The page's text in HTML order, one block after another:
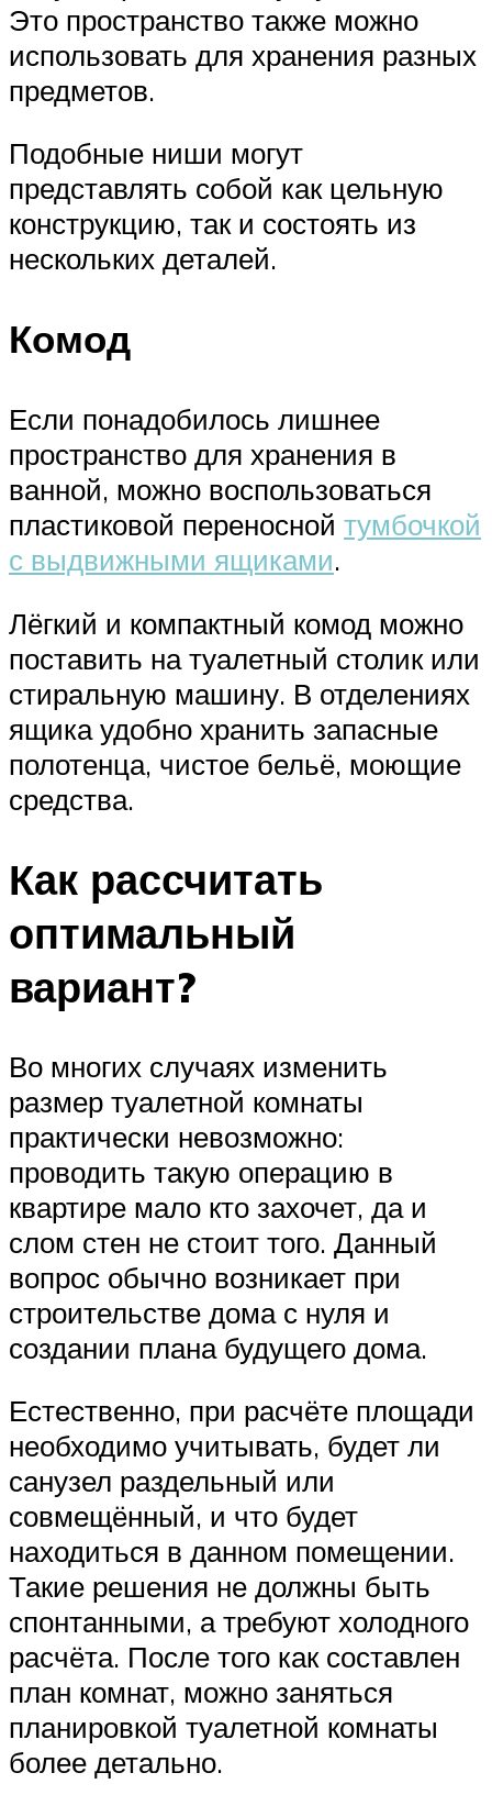
Это пространство также можно
использовать для хранения разных
предметов.
Подобные ниши могут
представлять собой как цельную
конструкцию, так и состоять из
нескольких деталей.
Комод
Если понадобилось лишнее
пространство для хранения в
ванной, можно воспользоваться
пластиковой переносной тумбочкой
с выдвижными ящиками.
Лёгкий и компактный комод можно
поставить на туалетный столик или
стиральную машину. В отделениях
ящика удобно хранить запасные
полотенца, чистое бельё, моющие
средства.
Как рассчитать
оптимальный
вариант?
Во многих случаях изменить
размер туалетной комнаты
практически невозможно:
проводить такую операцию в
квартире мало кто захочет, да и
слом стен не стоит того. Данный
вопрос обычно возникает при
строительстве дома с нуля и
создании плана будущего дома.
Естественно, при расчёте площади
необходимо учитывать, будет ли
санузел раздельный или
совмещённый, и что будет
находиться в данном помещении.
Такие решения не должны быть
спонтанными, а требуют холодного
расчёта. После того как составлен
план комнат, можно заняться
планировкой туалетной комнаты
более детально.